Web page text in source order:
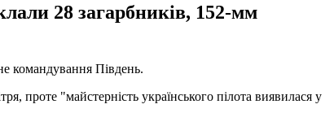
28 загарбників, 152-мм
командування Південь.
проте "майстерність українського пілота виявилася у